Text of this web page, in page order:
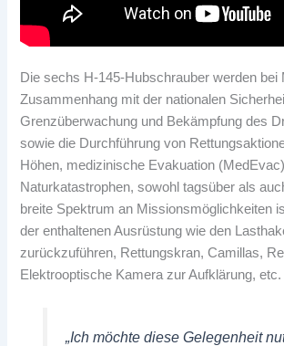
Die sechs H-145-Hubschrauber werden bei
Zusammenhang mit der nationalen
Grenzüberwachung und Bekämpfung des
sowie die Durchführung von
Höhen, medizinische Evakuation
Naturkatastrophen, sowohl tagsüber als
breite Spektrum an Missionsmöglichkeiten
der enthaltenen Ausrüstung wie den
zurückzuführen, Rettungskran, Camillas,
Elektrooptische Kamera zur Aufklärung, etc.
„Ich möchte diese Gelegenheit